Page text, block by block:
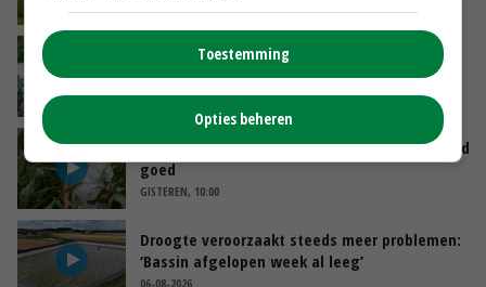
Oekraïne-vlogger Kees Huizinga: ‘Bezoek van
de ambassade mag zelf groente plukken’
GISTEREN, 12:00
Limburgse mais van Frijns doet het verrassend
goed
GISTEREN, 10:00
Droogte veroorzaakt steeds meer problemen:
‘Bassin afgelopen week al leeg’
06-08-2026
Toestemming
Opties beheren